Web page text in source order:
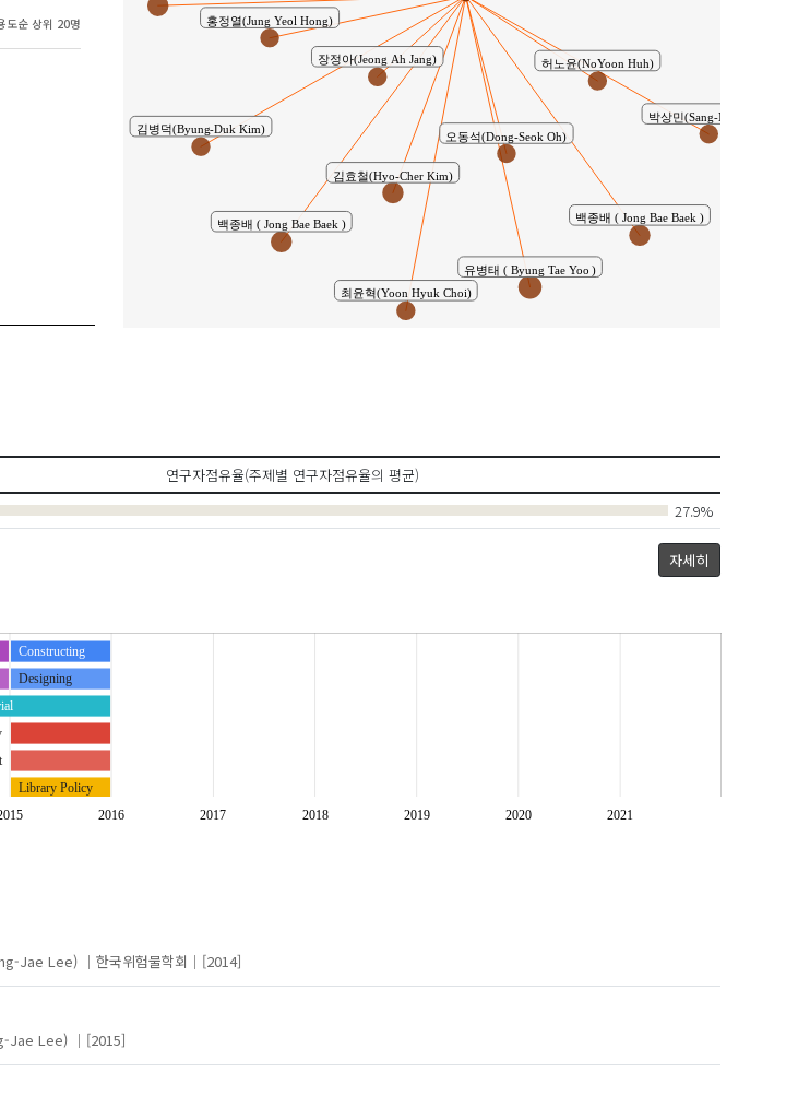
도순 상위 20명
김병덕(Byung-Duk Kim)
김효철(Hyo-Cher Kim)
박상민(Sang-Min Park)
백종배 ( Jong Bae Baek )
백종배 ( Jong Bae Baek )
오동석(Dong-Seok Oh)
유병태 ( Byung Tae Yoo )
장정아(Jeong Ah Jang)
최윤혁(Yoon Hyuk Choi)
허노윤(NoYoon Huh)
홍정열(Jung Yeol Hong)
연구자점유율(주제별 연구자점유율의 평균)
27.9%
자세히
2016 2017 2018 2019 2020 2021
Constructing
Designing
Library Policy
Libraryplanning
도서관 정책
지역대표도서관
Jae Lee) 한국위험물학회 [2014]
Jae Lee) [2015]